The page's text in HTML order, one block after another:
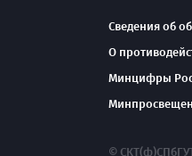
Сведения об
О
Минцифры
©